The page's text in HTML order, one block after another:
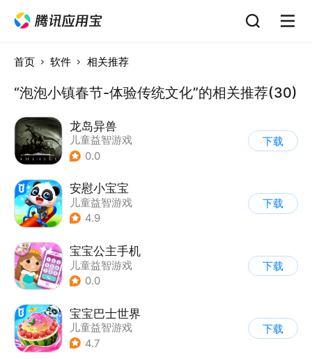
首页 软件 相关推荐
“泡泡小镇春节-体验传统文化”的相关推荐(30)
龙岛异兽
儿童益智游戏
0.0
下载
安慰小宝宝
儿童益智游戏
4.9
下载
宝宝公主手机
儿童益智游戏
0.0
下载
宝宝巴士世界
儿童益智游戏
4.7
下载